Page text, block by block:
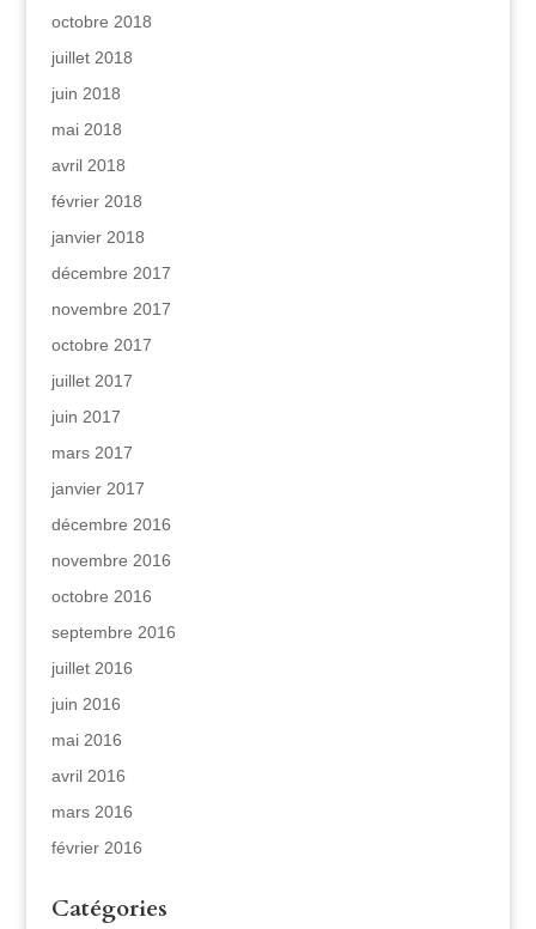
octobre 2018
juillet 2018
juin 2018
mai 2018
avril 2018
février 2018
janvier 2018
décembre 2017
novembre 2017
octobre 2017
juillet 2017
juin 2017
mars 2017
janvier 2017
décembre 2016
novembre 2016
octobre 2016
septembre 2016
juillet 2016
juin 2016
mai 2016
avril 2016
mars 2016
février 2016
Catégories